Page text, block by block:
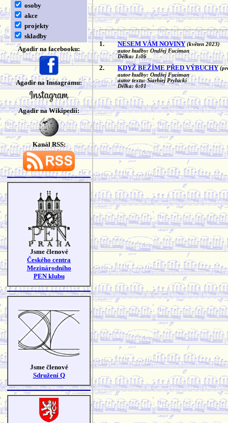
osoby
akce
projekty
skladby
Agadir na facebooku:
Agadir na Instagramu:
Agadir na Wikipedii:
Kanál RSS:
Jsme členové
Českého centra
Mezinárodního
PEN klubu
Jsme členové
Sdružení Q
1. NESEM VÁM NOVINY (květen 2023)
autor hudby: Ondřej Fuciman
Délka: 1:06
2. KDYŽ BEŽÍME PŘED VÝBUCHY
autor hudby: Ondřej Fuciman
autor textu: Siarhiej Prylucki
Délka: 6:01